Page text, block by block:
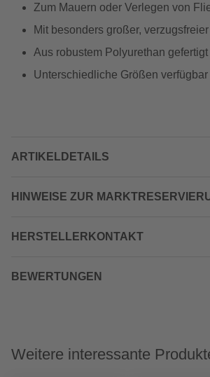
Zum Mauern oder Verlegen von
Mit besonders großer,
Aus robustem Polyurethan gefertigt
Unterschiedliche Größen verfügbar
ARTIKELDETAILS
HINWEISE ZUR
HERSTELLERKONTAKT
BEWERTUNGEN
Weitere interessante